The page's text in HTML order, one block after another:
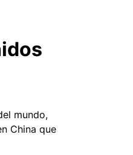
mundo,
China que